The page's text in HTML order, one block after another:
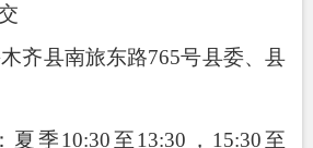
齐县南旅东路765号县委、县
夏季10:30至13:30 ， 15:30至